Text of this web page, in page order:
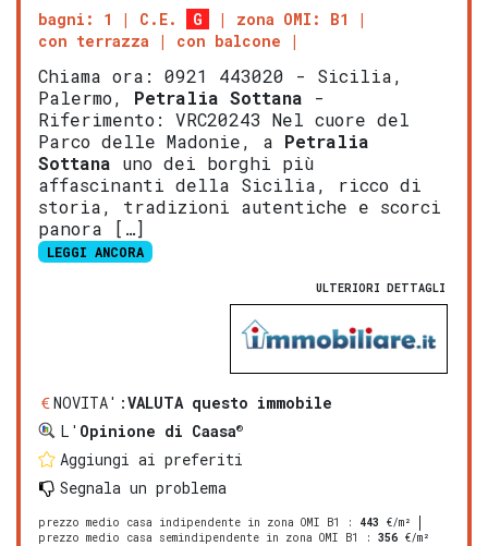
bagni: 1 C.E. G
zona OMI: B1
con terrazza
con balcone
Chiama ora: 0921 443020 - Sicilia,
Palermo, Petralia Sottana -
Riferimento: VRC20243 Nel cuore del
Parco delle Madonie, a Petralia
Sottana uno dei borghi più
affascinanti della Sicilia, ricco di
storia, tradizioni autentiche e scorci
panora […]
LEGGI ANCORA
ULTERIORI DETTAGLI
NOVITA':VALUTA questo immobile
L' Opinione di Caasa®
Aggiungi ai preferiti
Segnala un problema
prezzo medio casa indipendente in zona OMI B1 : 443 €/m²
prezzo medio casa semindipendente in zona OMI B1
: 356 €/m²